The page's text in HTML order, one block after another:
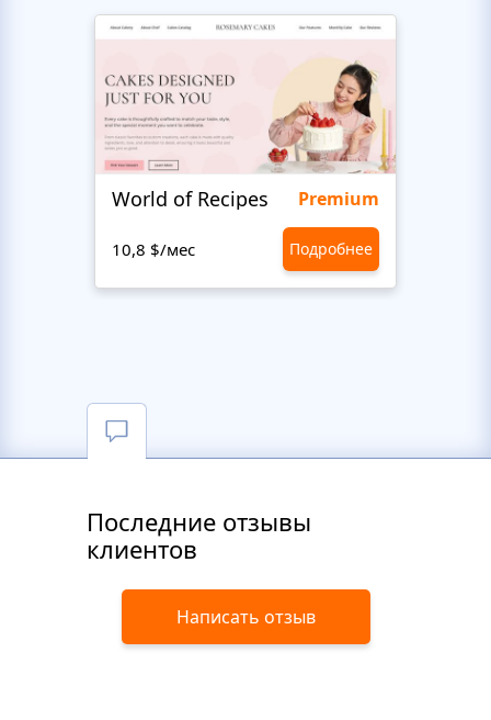
World of Recipes Premium
10,8 $/мес Подробнее
Последние отзывы
клиентов
Написать отзыв